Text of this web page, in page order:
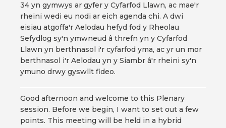
34 yn gymwys ar gyfer y Cyfarfod Llawn, ac mae'r
rheini wedi eu nodi ar eich agenda chi. A dwi
eisiau atgoffa'r Aelodau hefyd fod y Rheolau
Sefydlog sy'n ymwneud â threfn yn y Cyfarfod
Llawn yn berthnasol i'r cyfarfod yma, ac yr un mor
berthnasol i'r Aelodau yn y Siambr â'r rheini sy'n
ymuno drwy gyswllt fideo.
Good afternoon and welcome to this Plenary
session. Before we begin, I want to set out a few
points. This meeting will be held in a hybrid